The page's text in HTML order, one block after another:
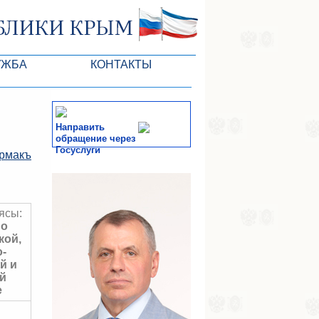
КОНТАКТЫ
и
Направить
обращение через
Госуслуги